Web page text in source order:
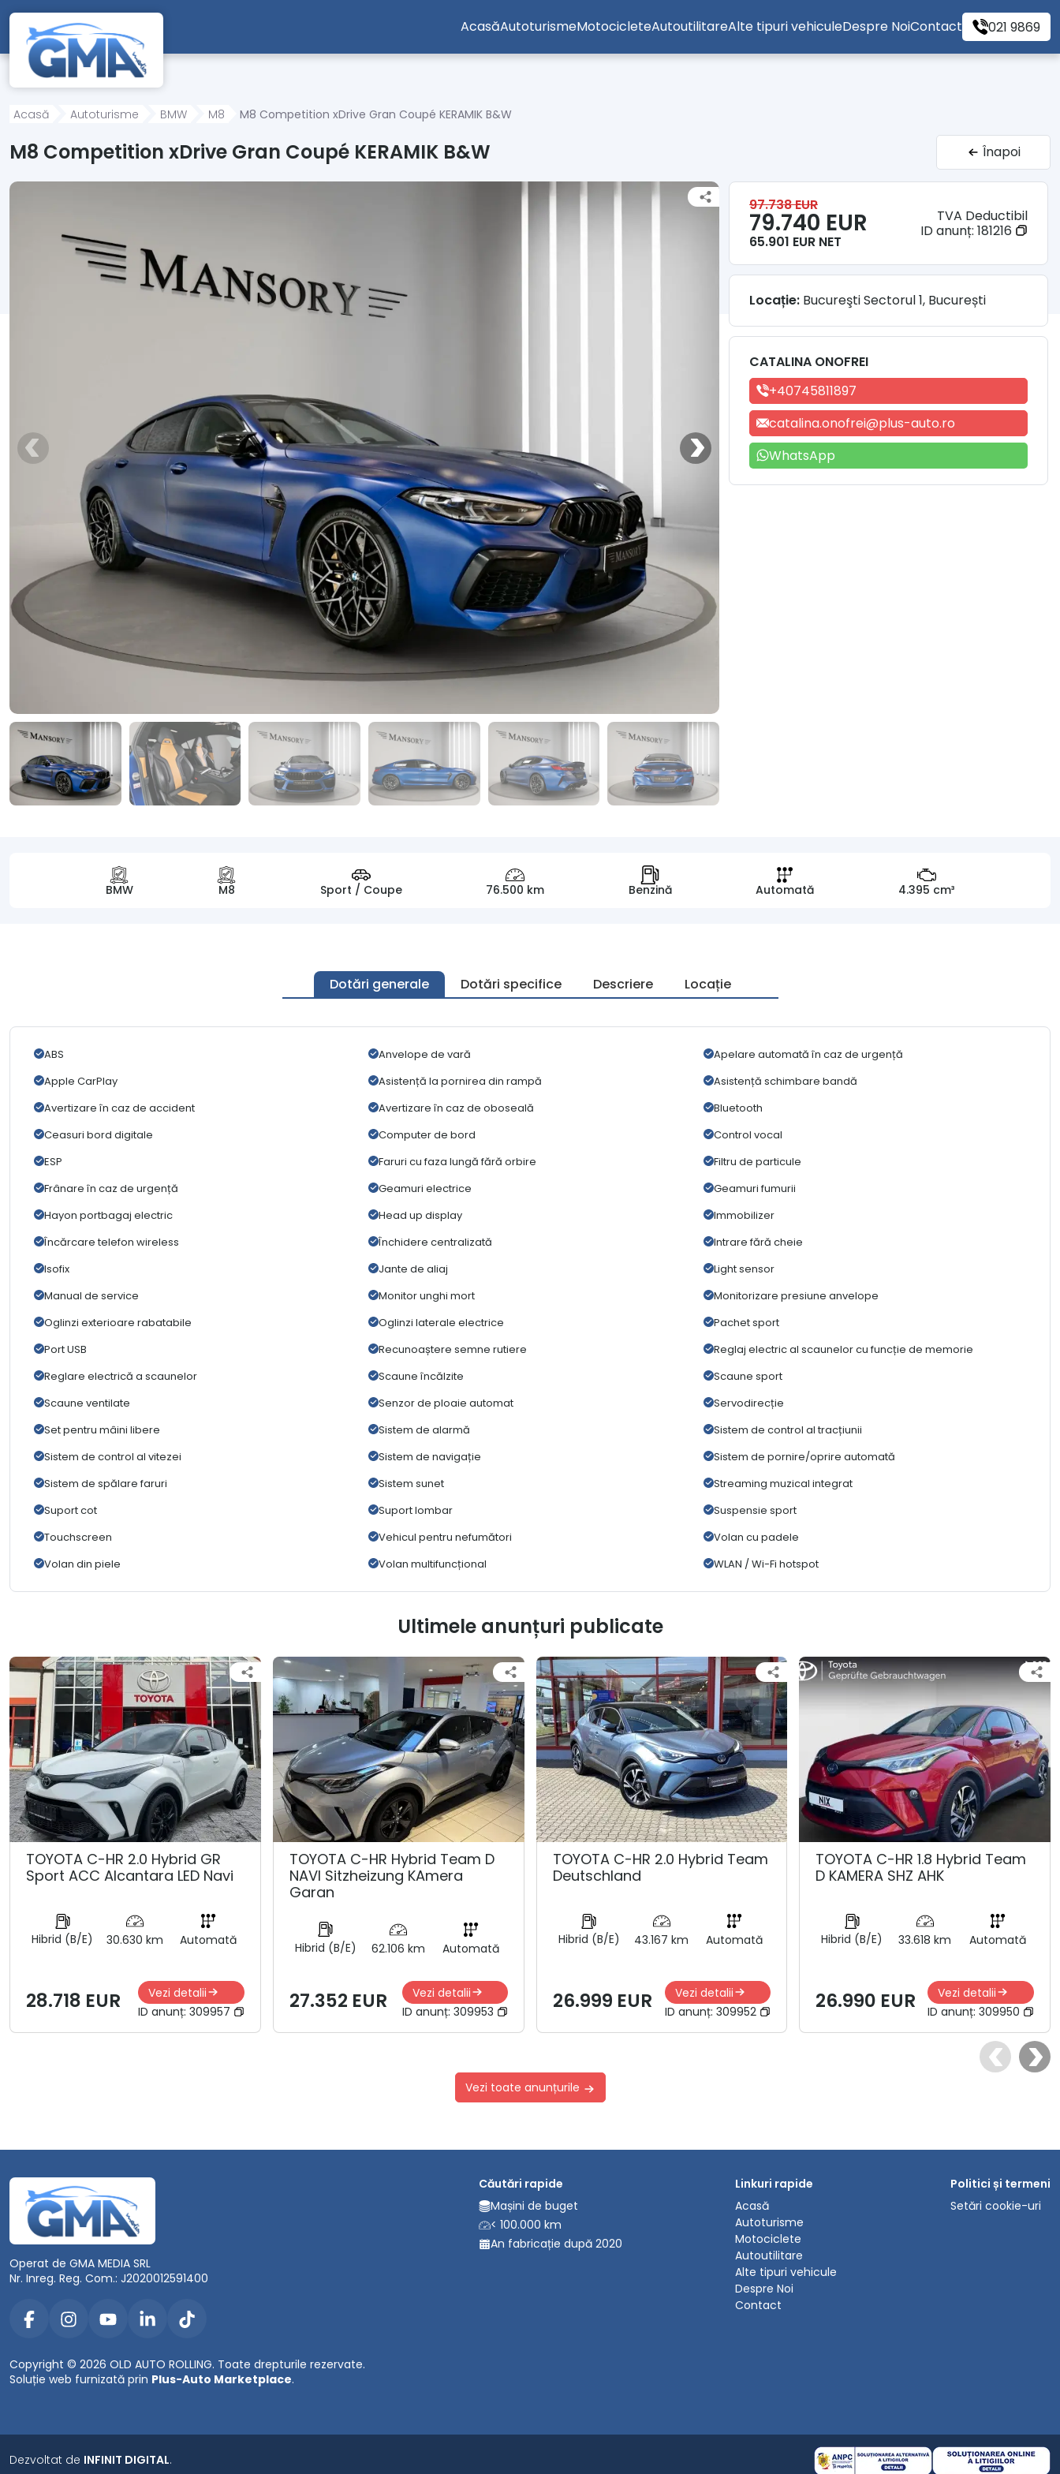
Mergi direct la conținutul principal
AcasăAutoturismeMotocicleteAutoutilitareAlte tipuri vehiculeDespre NoiContact 021 9869
Acasă Autoturisme BMW M8 M8 Competition xDrive Gran Coupé KERAMIK B&W
M8 Competition xDrive Gran Coupé KERAMIK B&W Înapoi
BMW M8 Sport / Coupe 76.500 km Benzină Automată 4.395 cm³
Dotări generale Dotări specifice Descriere Locație
ABS Anvelope de vară
Apelare automată în caz de urgență
Apple CarPlay
Asistență la pornirea din rampă
Asistență schimbare bandă
Avertizare în caz de accident
Avertizare în caz de oboseală
Bluetooth
Ceasuri bord digitale
Computer de bord
Control vocal
ESP
Faruri cu faza lungă fără orbire
Filtru de particule
Frânare în caz de urgență
Geamuri electrice
Geamuri fumurii
Hayon portbagaj electric
Head up display
Immobilizer
Încărcare telefon wireless
Închidere centralizată
Intrare fără cheie
Isofix
Jante de aliaj
Light sensor
Manual de service
Monitor unghi mort
Monitorizare presiune anvelope
Oglinzi exterioare rabatabile
Oglinzi laterale electrice
Pachet sport
Port USB
Recunoaștere semne rutiere
Reglaj electric al scaunelor cu funcție de memorie
Reglare electrică a scaunelor
Scaune încălzite
Scaune sport
Scaune ventilate
Senzor de ploaie automat
Servodirecție
Set pentru mâini libere
Sistem de alarmă
Sistem de control al tracțiunii
Sistem de control al vitezei
Sistem de navigație
Sistem de pornire/oprire automată
Sistem de spălare faruri
Sistem sunet
Streaming muzical integrat
Suport cot
Suport lombar
Suspensie sport
Touchscreen
Vehicul pentru nefumători
Volan cu padele
Volan din piele
Volan multifuncțional WLAN / Wi-Fi hotspot
97.738 EUR
79.740 EUR
65.901 EUR NET
TVA Deductibil
ID anunț: 181216
Locație: Bucureşti Sectorul 1, București
CATALINA ONOFREI
+40745811897
catalina.onofrei@plus-auto.ro
WhatsApp
Ultimele anunțuri publicate
TOYOTA C-HR 2.0 Hybrid GR
Sport ACC Alcantara LED Navi
Hibrid (B/E) 30.630 km Automată
28.718 EUR
Vezi detalii
ID anunț: 309957
TOYOTA C-HR Hybrid Team D
NAVI Sitzheizung KAmera
Garan
Hibrid (B/E) 62.106 km Automată
27.352 EUR
Vezi detalii
ID anunț: 309953
TOYOTA C-HR 2.0 Hybrid Team
Deutschland
Hibrid (B/E) 43.167 km Automată
26.999 EUR
Vezi detalii
ID anunț:309952
TOYOTA C-HR 1.8 Hybrid Team
D KAMERA SHZ AHK
Hibrid (B/E) 33.618 km Automată
26.990 EUR
Vezi detalii
ID anunț: 309950
Vezi toate anunțurile
Operat de GMA MEDIA SRL
Nr. Inreg. Reg. Com.: J2020012591400
Copyright © 2026 OLD AUTO ROLLING. Toate drepturile rezervate.
Soluție web furnizată prin Plus-Auto Marketplace.
Căutări rapide
Mașini de buget
< 100.000 km
An fabricație după 2020
Linkuri rapide
Acasă
Autoturisme
Motociclete
Autoutilitare
Alte tipuri vehicule
Despre Noi
Contact
Politici și termeni
Setări cookie-uri
Dezvoltat de INFINIT DIGITAL.